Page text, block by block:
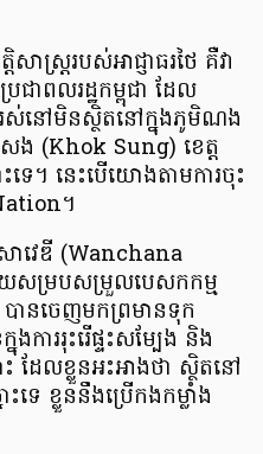
សាស្ត្ររបស់អាជ្ញាធរថៃ គឺវា
ជាពលរដ្ឋកម្ពុជា ដែល
ស់នៅមិនស្ថិតនៅក្នុងភូមិណង
(Khok Sung) ខេត្ត
េ។ នេះបើយោងតាមការចុះ
។
វេឌី (Wanchana
យសម្របសម្រួលបេសកកម្ម
ានចេញមកព្រមានទុក
ងការរុះរើផ្ទះសម្បែង និង
ដែលខ្លួនអះអាងថា ស្ថិតនៅ
េ ខ្លួននឹងប្រើកងកម្លាំង